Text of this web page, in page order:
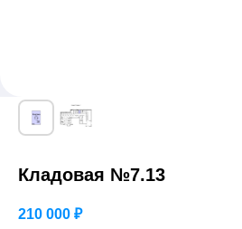
Кладовая №7.13
210 000 ₽